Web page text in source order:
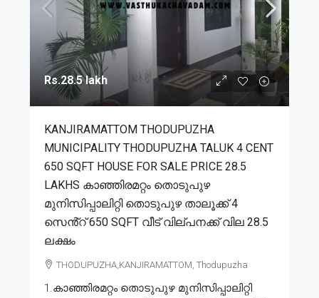
Rs.28.5 lakh
KANJIRAMATTOM THODUPUZHA
MUNICIPALITY THODUPUZHA TALUK 4 CENT
650 SQFT HOUSE FOR SALE PRICE 28.5
LAKHS കാഞ്ഞിരമറ്റം തൊടുപുഴ
മുനിസിപ്പാലിറ്റി തൊടുപുഴ താലൂക്ക് 4
സെൻ്റ് 650 SQFT വീട് വില്പനക്ക് വില 28.5
ലക്ഷം
THODUPUZHA,KANJIRAMATTOM, Thodupuzha
1.കാഞ്ഞിരമറ്റം തൊടുപുഴ മുനിസിപ്പാലിറ്റി